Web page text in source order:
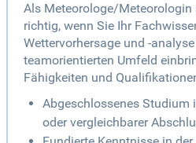
Als Meteorologe/Meteorologin
richtig, wenn Sie Ihr
Wettervorhersage und -
teamorientierten Umfeld
Fähigkeiten und
Abgeschlossenes Studium
oder vergleichbarer